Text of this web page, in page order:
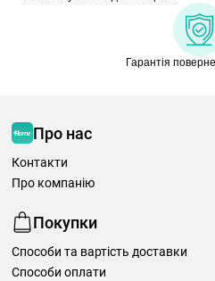
Гарантія
Про нас
Контакти
Про компанію
Покупки
Способи та вартість доставки
Способи оплати